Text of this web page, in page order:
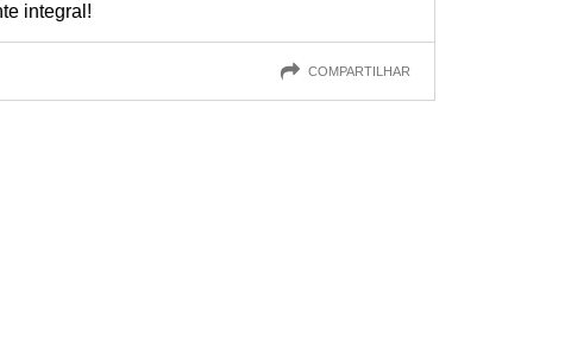
integral!
COMPARTILHAR